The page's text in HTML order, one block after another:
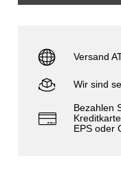
Versand
Wir sind
Bezahlen
EPS oder